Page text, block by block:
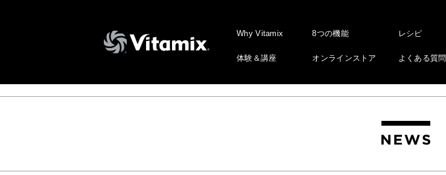
Why Vitamix
体験＆講座
8つの機能
オンラインストア
レシピ
よくある質問